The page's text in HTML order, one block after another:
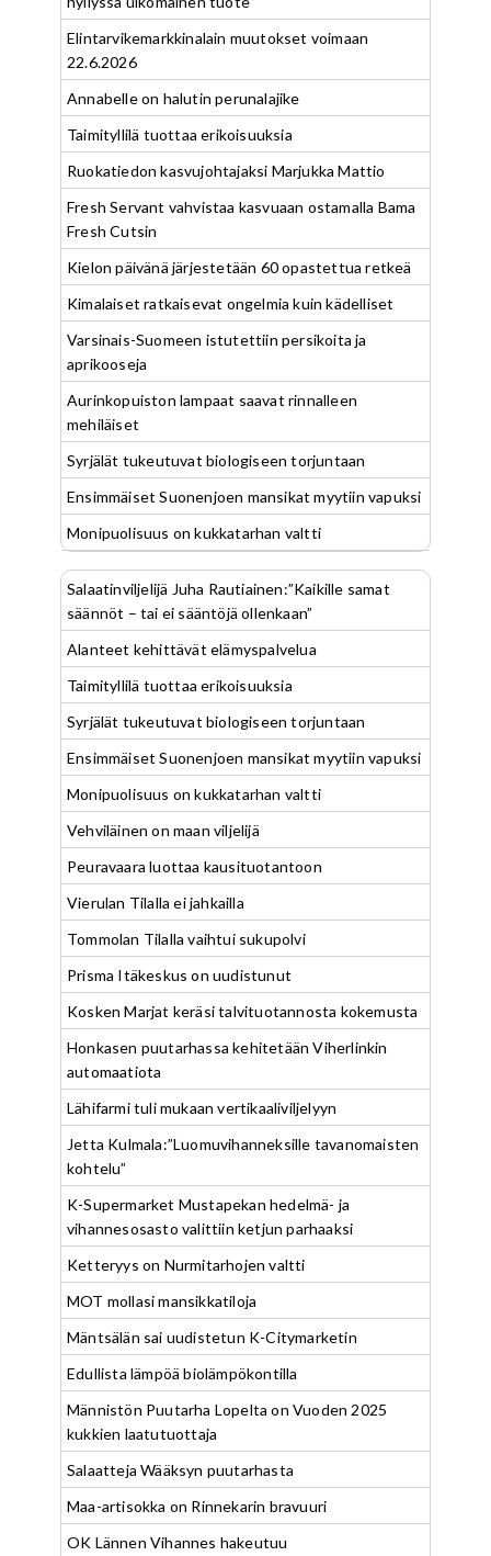
Elintarvikemarkkinalain muutokset voimaan
22.6.2026
Annabelle on halutin perunalajike
Taimityllilä tuottaa erikoisuuksia
Ruokatiedon kasvujohtajaksi Marjukka Mattio
Fresh Servant vahvistaa kasvuaan ostamalla Bama
Fresh Cutsin
Kielon päivänä järjestetään 60 opastettua retkeä
Kimalaiset ratkaisevat ongelmia kuin kädelliset
Varsinais-Suomeen istutettiin persikoita ja
aprikooseja
Aurinkopuiston lampaat saavat rinnalleen
mehiläiset
Syrjälät tukeutuvat biologiseen torjuntaan
Ensimmäiset Suonenjoen mansikat myytiin vapuksi
Monipuolisuus on kukkatarhan valtti
Salaatinviljelijä Juha Rautiainen:”Kaikille samat
säännöt – tai ei sääntöjä ollenkaan”
Alanteet kehittävät elämyspalvelua
Taimityllilä tuottaa erikoisuuksia
Syrjälät tukeutuvat biologiseen torjuntaan
Ensimmäiset Suonenjoen mansikat myytiin vapuksi
Monipuolisuus on kukkatarhan valtti
Vehviläinen on maan viljelijä
Peuravaara luottaa kausituotantoon
Vierulan Tilalla ei jahkailla
Tommolan Tilalla vaihtui sukupolvi
Prisma Itäkeskus on uudistunut
Kosken Marjat keräsi talvituotannosta kokemusta
Honkasen puutarhassa kehitetään Viherlinkin
automaatiota
Lähifarmi tuli mukaan vertikaaliviljelyyn
Jetta Kulmala:”Luomuvihanneksille tavanomaisten
kohtelu”
K-Supermarket Mustapekan hedelmä- ja
vihannesosasto valittiin ketjun parhaaksi
Ketteryys on Nurmitarhojen valtti
MOT mollasi mansikkatiloja
Mäntsälän sai uudistetun K-Citymarketin
Edullista lämpöä biolämpökontilla
Männistön Puutarha Lopelta on Vuoden 2025
kukkien laatutuottaja
Salaatteja Wääksyn puutarhasta
Maa-artisokka on Rinnekarin bravuuri
OK Lännen Vihannes hakeutuu